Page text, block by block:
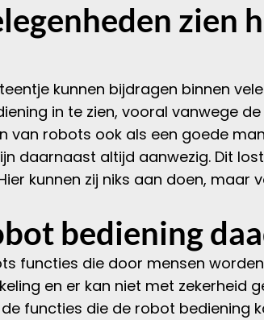
zien
kunnen bijdragen binnen
in te zien, vooral vanwege
van robots ook als een goede
daarnaast altijd aanwezig. Dit
kunnen zij niks aan doen,
bediening
functies die door mensen
en er kan niet met zekerheid
functies die de robot bediening